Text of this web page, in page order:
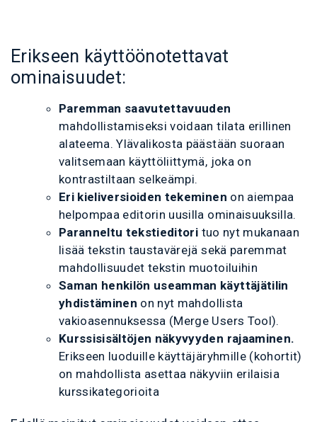
Erikseen käyttöönotettavat
ominaisuudet:
Paremman saavutettavuuden
mahdollistamiseksi voidaan tilata erillinen
alateema. Ylävalikosta päästään suoraan
valitsemaan käyttöliittymä, joka on
kontrastiltaan selkeämpi.
Eri kieliversioiden tekeminen on aiempaa
helpompaa editorin uusilla ominaisuuksilla.
Paranneltu tekstieditori tuo nyt mukanaan
lisää tekstin taustavärejä sekä paremmat
mahdollisuudet tekstin muotoiluihin
Saman henkilön useamman käyttäjätilin
yhdistäminen on nyt mahdollista
vakioasennuksessa (Merge Users Tool).
Kurssisisältöjen näkyvyyden rajaaminen.
Erikseen luoduille käyttäjäryhmille (kohortit)
on mahdollista asettaa näkyviin erilaisia
kurssikategorioita